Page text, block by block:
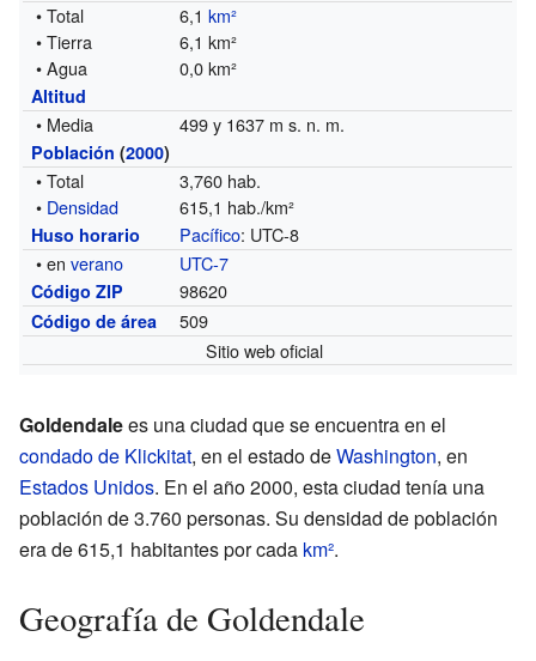
• Total 6,1km²
• Tierra
6,1 km²
• Agua
0,0 km²
Altitud
• Media 499 y 1637 m s. n. m.
Población (2000)
• Total
3,760 hab.
• Densidad 615,1 hab./km²
Huso horario Pacífico: UTC-8
• enverano UTC-7
Código ZIP 98620
Código de área
509
Sitio web oficial
Goldendalees una ciudad que se encuentra en el
condado de Klickitat, en el estado deWashington, en
Estados Unidos. En el año 2000, esta ciudad tenía una
población de 3.760 personas. Su densidad de población
era de 615,1 habitantes por cada km².
Geografía de Goldendale